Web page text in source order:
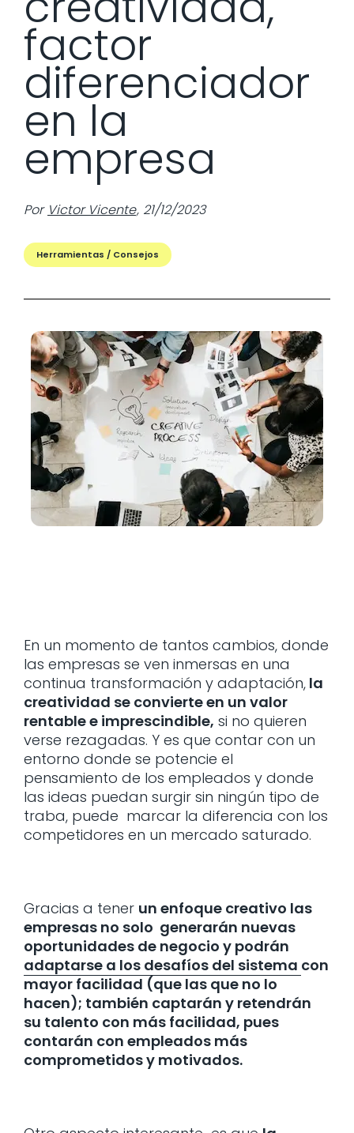
factor
diferenciador
en la
empresa
Por Victor Vicente, 21/12/2023
Herramientas / Consejos
En un momento de tantos cambios, donde
las empresas se ven inmersas en una
continua transformación y adaptación, la
creatividad se convierte en un valor
rentable e imprescindible, si no quieren
verse rezagadas. Y es que contar con un
entorno donde se potencie el
pensamiento de los empleados y donde
las ideas puedan surgir sin ningún tipo de
traba, puede marcar la diferencia con los
competidores en un mercado saturado.
Gracias a tener un enfoque creativo las
empresas no solo generarán nuevas
oportunidades de negocio y podrán
adaptarse a los desafíos del sistema con
mayor facilidad (que las que no lo
hacen); también captarán y retendrán
su talento con más facilidad, pues
contarán con empleados más
comprometidos y motivados.